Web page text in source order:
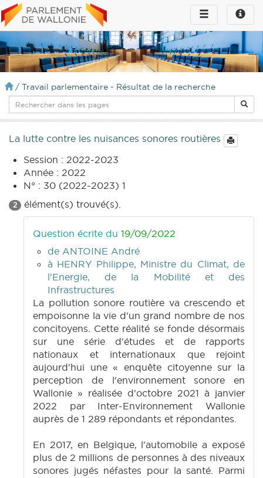
Toggle
infos
Toggle
navigation
/ Travail parlementaire - Résultat de la recherche
La lutte contre les nuisances sonores routières
Session : 2022-2023
Année : 2022
N° : 30 (2022-2023) 1
2 élément(s) trouvé(s).
Question écrite du 19/09/2022
de ANTOINE André
à HENRY Philippe, Ministre du Climat, de
l'Energie, de la Mobilité et des
Infrastructures
La pollution sonore routière va crescendo et
empoisonne la vie d'un grand nombre de nos
concitoyens. Cette réalité se fonde désormais
sur une série d'études et de rapports
nationaux et internationaux que rejoint
aujourd'hui une « enquête citoyenne sur la
perception de l'environnement sonore en
Wallonie » réalisée d'octobre 2021 à janvier
2022 par Inter-Environnement Wallonie
auprès de 1 289 répondants et répondantes.
En 2017, en Belgique, l'automobile a exposé
plus de 2 millions de personnes à des niveaux
sonores jugés néfastes pour la santé. Parmi